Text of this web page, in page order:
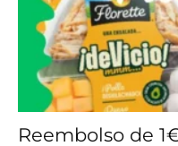
Reembolso de